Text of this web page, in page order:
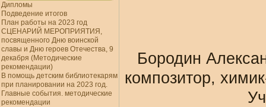
Дипломы
Подведение итогов
План работы на 2023 год
СЦЕНАРИЙ МЕРОПРИЯТИЯ,
посвященного Дню воинской
славы и Дню героев Отечества, 9
декабря (Методические
рекомендации)
В помощь детским библиотекарям
при планировании на 2023 год.
Главные события. методические
рекомендации
Бородин
композитор,